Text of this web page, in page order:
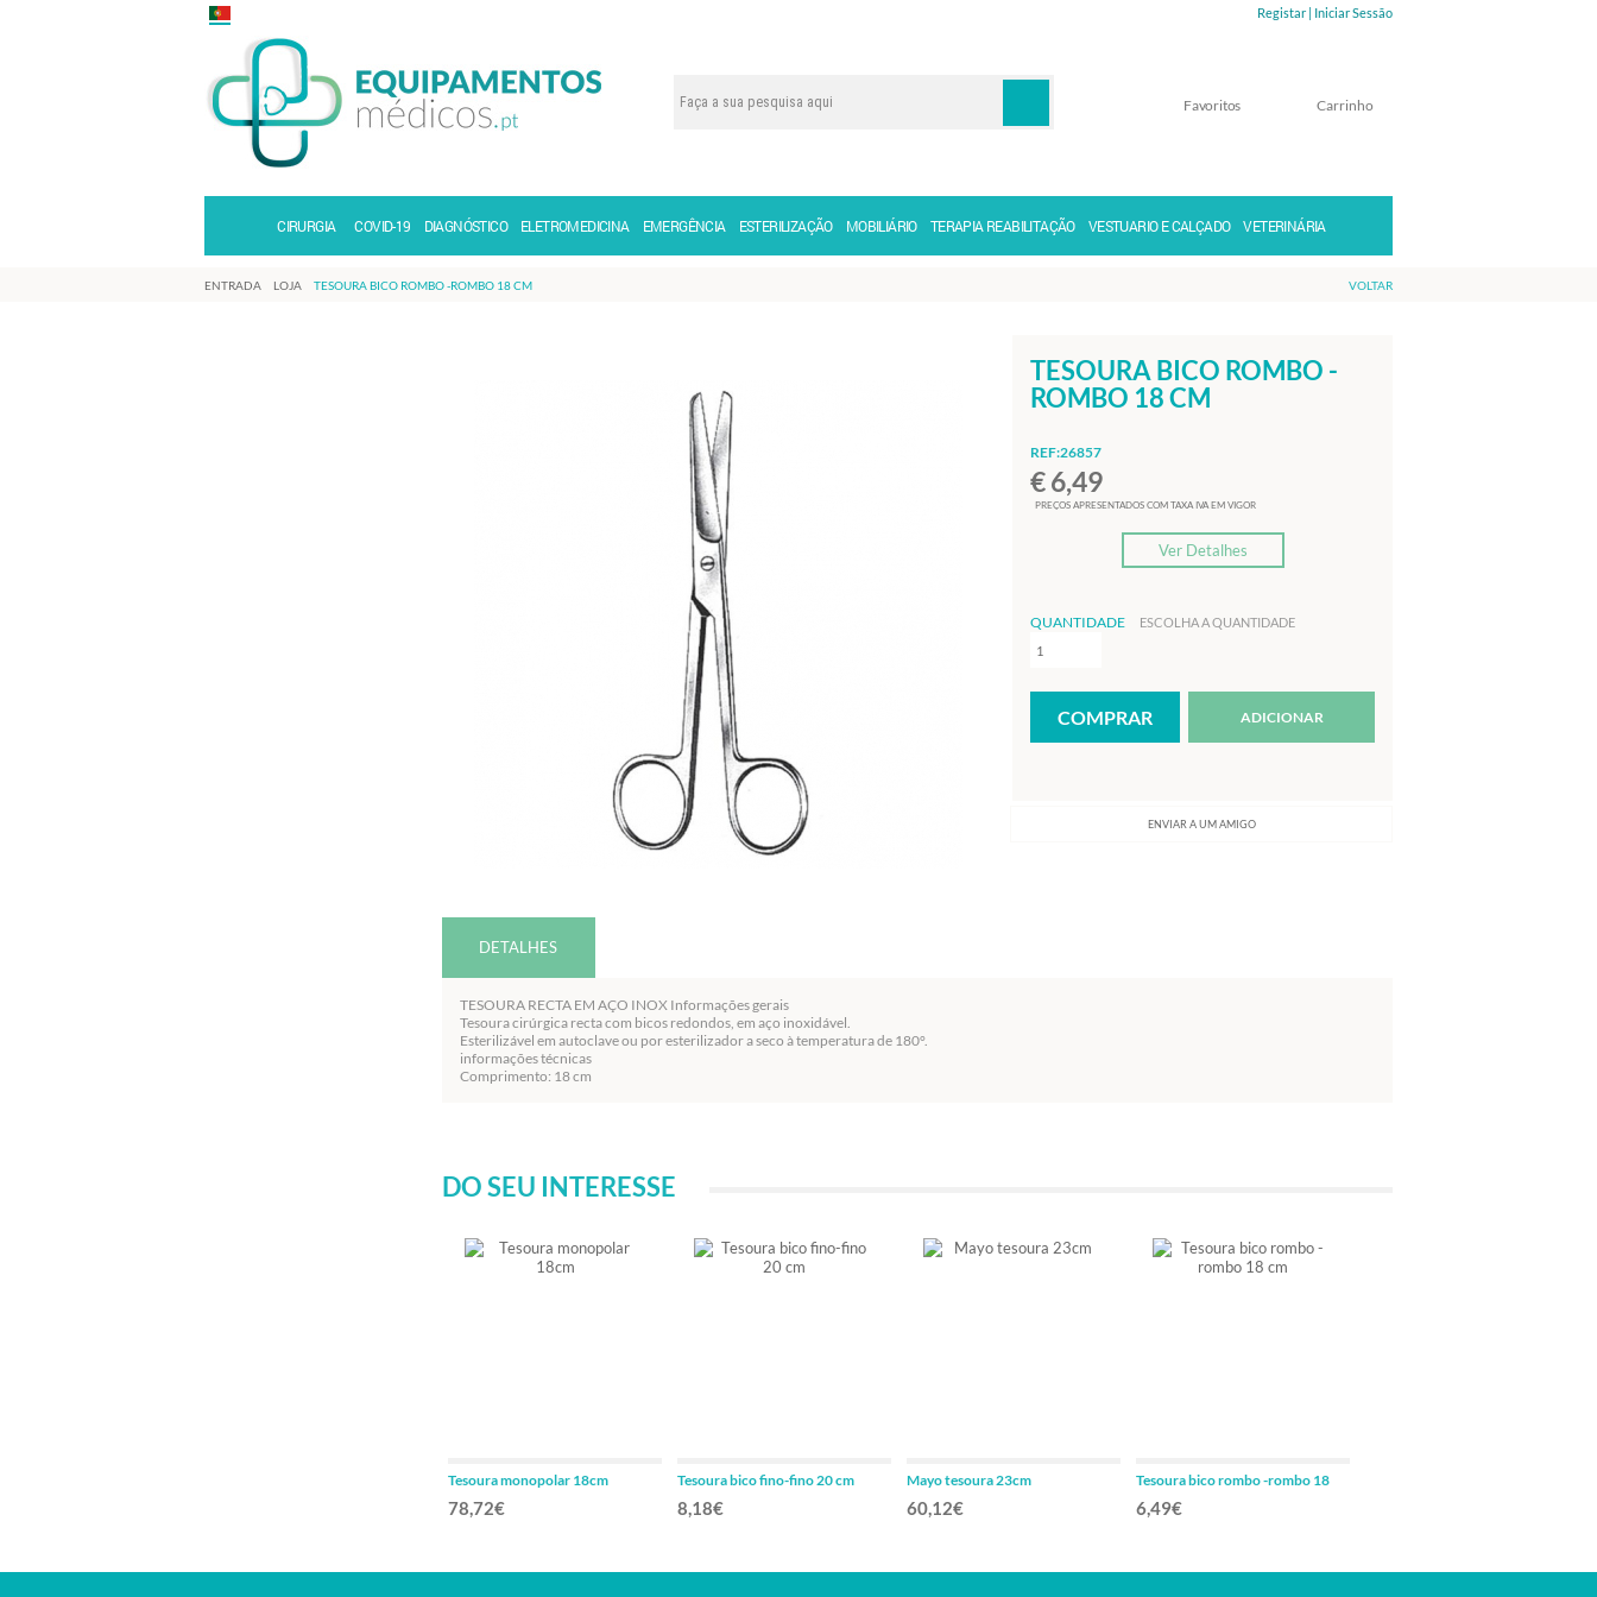
Registar | Iniciar Sessão
Carrinho
Favoritos
CIRURGIA COVID-19 DIAGNÓSTICO ELETROMEDICINA EMERGÊNCIA ESTERILIZAÇÃO MOBILIÁRIO TERAPIA REABILITAÇÃO VESTUARIO E CALÇADO VETERINÁRIA
ENTRADA LOJA TESOURA BICO ROMBO -ROMBO 18 CM VOLTAR
TESOURA BICO ROMBO -
ROMBO 18 CM
REF:26857
€ 6,49
PREÇOS APRESENTADOS COM TAXA IVA EM VIGOR
Ver Detalhes
QUANTIDADE ESCOLHA A QUANTIDADE
ADICIONAR
ENVIAR A UM AMIGO
DETALHES
TESOURA RECTA EM AÇO INOX Informações gerais
Tesoura cirúrgica recta com bicos redondos, em aço inoxidável.
Esterilizável em autoclave ou por esterilizador a seco à temperatura de 180°.
informações técnicas
Comprimento: 18 cm
DO SEU INTERESSE
Tesoura monopolar 18cm
78,72€
Tesoura bico fino-fino 20 cm
8,18€
Mayo tesoura 23cm
60,12€
Tesoura bico rombo -rombo 18
6,49€